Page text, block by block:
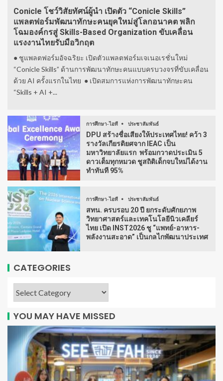
Conicle โชว์วิสัยทัศน์ผู้นำ เปิดตัว “Conicle Skills”
แพลตฟอร์มพัฒนาทักษะคนยุคใหม่สู่โลกอนาคต พลิก
โฉมองค์กรสู่ Skills-Based Organization ขับเคลื่อน
แรงงานไทยรับมือวิกฤต
● ชูแพลตฟอร์มอัจฉริยะ เปิดตัวแพลตฟอร์มเจเนอเรชั่นใหม่
“Conicle Skills” ด้านการพัฒนาทักษะคนแบบครบวงจรที่ขับเคลื่อน
ด้วย AI ครั้งแรกในไทย ● เปิดสมการแห่งการพัฒนาทักษะคน
“Skills + AI +...
การศึกษา-ไอที ประชาสัมพันธ์
DPU สร้างชื่อเสียงให้ประเทศไทย! คว้า 3
รางวัลเกียรติยศจาก IEAC เป็น
มหาวิทยาลัยแรก พร้อมกวาดประเมิน 5
ดาวเต็มทุกหมวด ชูสถิติเด็กจบใหม่ได้งาน
ทำทันที 95%
การศึกษา-ไอที ประชาสัมพันธ์
สทน. ครบรอบ 20 ปี ยกระดับศักยภาพ
วิทยาศาสตร์และเทคโนโลยีนิวเคลียร์
ไทย เปิด INST2026 ชู “แพทย์-อาหาร-
พลังงานสะอาด” เป็นกลไกพัฒนาประเทศ
CATEGORIES
YOU MAY HAVE MISSED